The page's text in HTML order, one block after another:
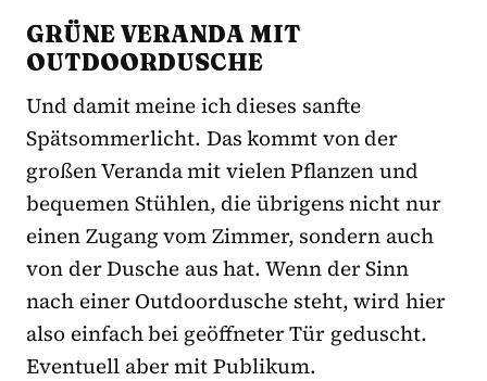
GRÜNE VERANDA MIT
OUTDOORDUSCHE
Und damit meine ich dieses sanfte
Spätsommerlicht. Das kommt von der
großen Veranda mit vielen Pflanzen und
bequemen Stühlen, die übrigens nicht nur
einen Zugang vom Zimmer, sondern auch
von der Dusche aus hat. Wenn der Sinn
nach einer Outdoordusche steht, wird hier
also einfach bei geöffneter Tür geduscht.
Eventuell aber mit Publikum.